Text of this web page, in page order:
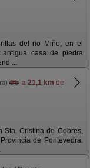
del rio Miño, en el
antigua casa de piedra
...
a 21,1 km de
Sta. Cristina de Cobres,
de Pontevedra.